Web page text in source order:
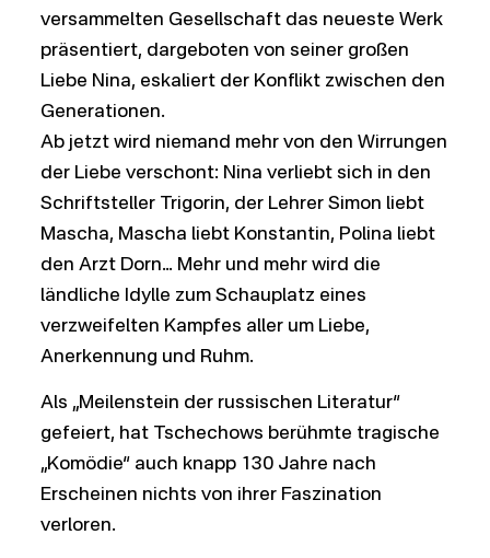
versammelten Gesellschaft das neueste Werk
präsentiert, dargeboten von seiner großen
Liebe Nina, eskaliert der Konflikt zwischen den
Generationen.
Ab jetzt wird niemand mehr von den Wirrungen
der Liebe verschont: Nina verliebt sich in den
Schriftsteller Trigorin, der Lehrer Simon liebt
Mascha, Mascha liebt Konstantin, Polina liebt
den Arzt Dorn… Mehr und mehr wird die
ländliche Idylle zum Schauplatz eines
verzweifelten Kampfes aller um Liebe,
Anerkennung und Ruhm.
Als „Meilenstein der russischen Literatur“
gefeiert, hat Tschechows berühmte tragische
„Komödie“ auch knapp 130 Jahre nach
Erscheinen nichts von ihrer Faszination
verloren.